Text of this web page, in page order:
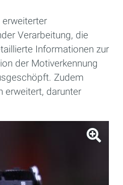
Verarbeitung, die
Informationen zur
der Motiverkennung
Zudem
erweitert, darunter